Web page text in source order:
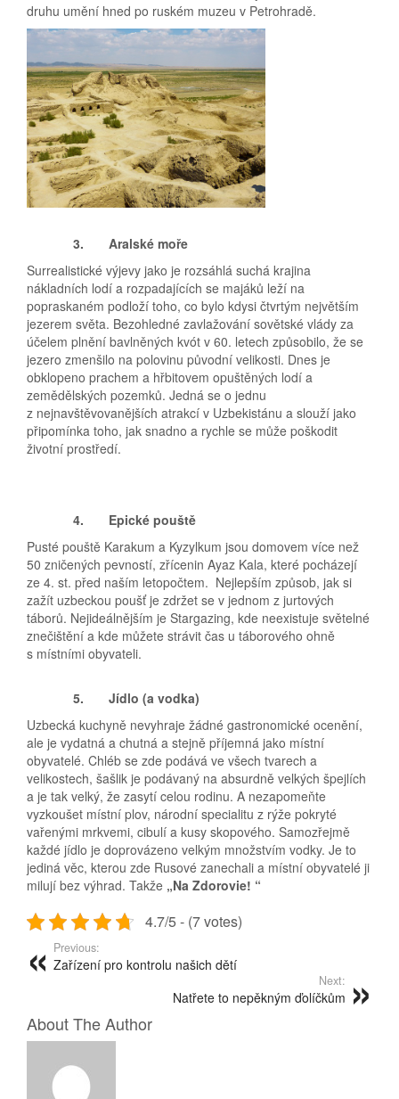
druhu umění hned po ruském muzeu v Petrohradě.
3.
Aralské moře
Surrealistické výjevy jako je rozsáhlá suchá krajina
nákladních lodí a rozpadajících se majáků leží na
popraskaném podloží toho, co bylo kdysi čtvrtým největším
jezerem světa. Bezohledné zavlažování sovětské vlády za
účelem plnění bavlněných kvót v 60. letech způsobilo, že se
jezero zmenšilo na polovinu původní velikosti. Dnes je
obklopeno prachem a hřbitovem opuštěných lodí a
zemědělských pozemků. Jedná se o jednu
z nejnavštěvovanějších atrakcí v Uzbekistánu a slouží jako
připomínka toho, jak snadno a rychle se může poškodit
životní prostředí.
4.
Epické pouště
Pusté pouště Karakum a Kyzylkum jsou domovem více než
50 zničených pevností, zřícenin Ayaz Kala, které pocházejí
ze 4. st. před naším letopočtem. Nejlepším způsob, jak si
zažít uzbeckou poušť je zdržet se v jednom z jurtových
táborů. Nejideálnějším je Stargazing, kde neexistuje světelné
znečištění a kde můžete strávit čas u táborového ohně
s místními obyvateli.
5.
Jídlo (a vodka)
Uzbecká kuchyně nevyhraje žádné gastronomické ocenění,
ale je vydatná a chutná a stejně příjemná jako místní
obyvatelé. Chléb se zde podává ve všech tvarech a
velikostech, šašlik je podávaný na absurdně velkých špejlích
a je tak velký, že zasytí celou rodinu. A nezapomeňte
vyzkoušet místní plov, národní specialitu z rýže pokryté
vařenými mrkvemi, cibulí a kusy skopového. Samozřejmě
každé jídlo je doprovázeno velkým množstvím vodky. Je to
jediná věc, kterou zde Rusové zanechali a místní obyvatelé ji
milují bez výhrad. Takže „Na Zdorovie! “
4.7/5 - (7 votes)
Previous:
Zařízení pro kontrolu našich dětí
Next:
Natřete to nepěkným ďolíčkům
About The Author